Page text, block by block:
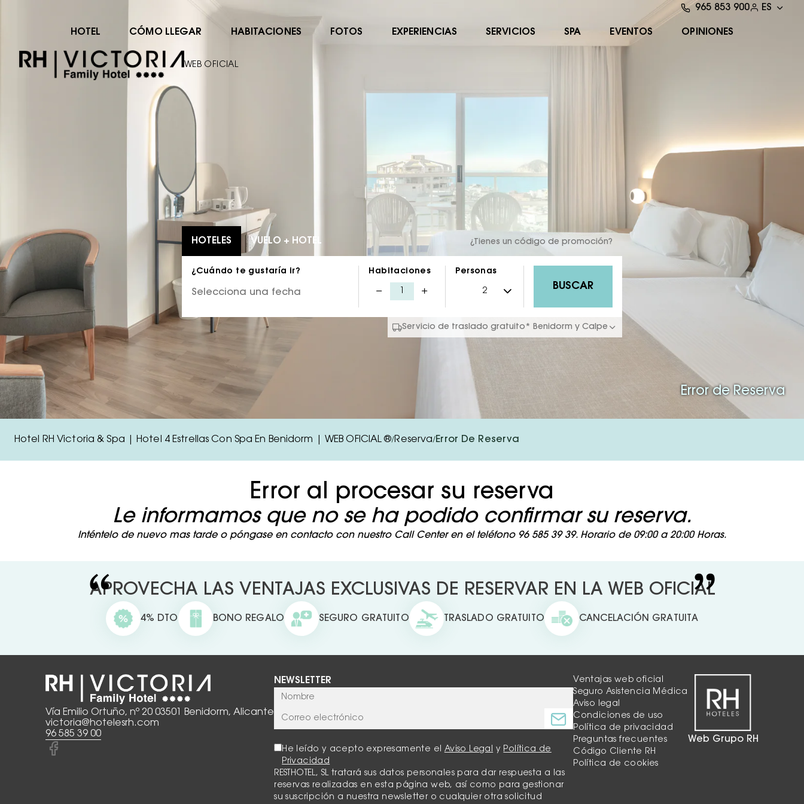
HOTEL CÓMO LLEGAR HABITACIONES FOTOS EXPERIENCIAS SERVICIOS SPA EVENTOS OPINIONES
WEB OFICIAL
965 853 900 ES
Error de Reserva
HOTELES VUELO + HOTEL
¿Cuándo te gustaría ir? Habitaciones Personas
BUSCAR
¿Tienes un código de promoción?
Servicio de traslado gratuito* Benidorm y Calpe
Hotel RH Victoria & Spa | Hotel 4 Estrellas Con Spa En Benidorm | WEB OFICIAL ®/ Reserva/Error De Reserva
Error al procesar su reserva
Le informamos que no se ha podido confirmar su reserva.
Inténtelo de nuevo mas tarde o póngase en contacto con nuestro Call Center en el teléfono 96 585 39 39. Horario de 09:00 a 20:00 Horas.
APROVECHA LAS VENTAJAS EXCLUSIVAS DE RESERVAR EN LA WEB OFICIAL
4% DTO BONO REGALO SEGURO GRATUITO TRASLADO GRATUITO CANCELACIÓN GRATUITA
Vía Emilio Ortuño, nº 20 03501 Benidorm, Alicante
victoria@hotelesrh.com
96 585 39 00
NEWSLETTER
He leído y acepto expresamente el Aviso Legal y Política de
Privacidad
RESTHOTEL, SL tratará sus datos personales para dar respuesta a las
reservas realizadas en esta página web, así como para gestionar
su suscripción a nuestra newsletter o cualquier otra solicitud
Ventajas web oficial
Seguro Asistencia Médica
Aviso legal
Condiciones de uso
Política de privacidad
Preguntas frecuentes
Código Cliente RH
Política de cookies
Web Grupo RH